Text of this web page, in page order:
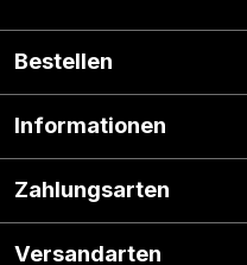
Bestellen
Informationen
Zahlungsarten
Versandarten